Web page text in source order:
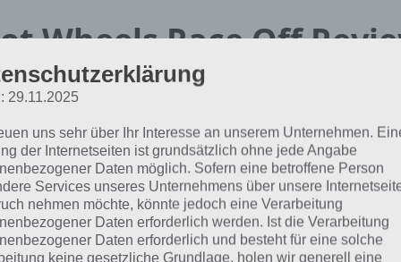
Wheels Race Off
die Strecke so
stelle ich dir Hot Wheels Race Off vor. Hast du die
nächsten Abschnitt die Tipps. Wenn dir Hot Wheels
unten die Links zum Download!
29.11.2025
uns sehr über Ihr Interesse an unserem Unternehmen.
der Internetseiten ist grundsätzlich ohne jede Angabe
Daten möglich. Sofern eine betroffene Person
Services unseres Unternehmens über unsere
nehmen möchte, könnte jedoch eine Verarbeitung
Daten erforderlich werden. Ist die Verarbeitung
Daten erforderlich und besteht für eine solche
keine gesetzliche Grundlage, holen wir generell eine